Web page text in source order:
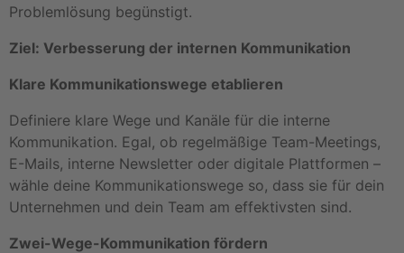
Problemlösung begünstigt.
Ziel: Verbesserung der internen Kommunikation
Klare Kommunikationswege etablieren
Definiere klare Wege und Kanäle für die interne
Kommunikation. Egal, ob regelmäßige Team-Meetings,
E-Mails, interne Newsletter oder digitale Plattformen –
wähle deine Kommunikationswege so, dass sie für dein
Unternehmen und dein Team am effektivsten sind.
Zwei-Wege-Kommunikation fördern